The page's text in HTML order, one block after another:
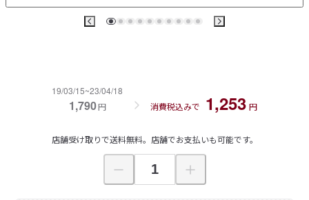
19/03/15~23/04/18
1,790円 消費税込みで 1,253 円
店舗受け取りで送料無料。店舗でお支払いも可能です。